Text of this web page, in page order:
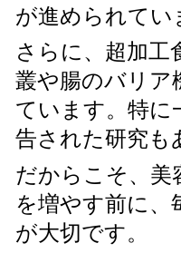
が進められてい
さらに、超加工
叢や腸のバリア
ています。特に
告された研究も
だからこそ、美
を増やす前に、
が大切です。